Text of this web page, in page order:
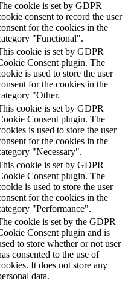
cookie is set by GDPR
consent to record the user
for the cookies in the
"Functional".
cookie is set by GDPR
Consent plugin. The
is used to store the user
for the cookies in the
"Other.
cookie is set by GDPR
Consent plugin. The
is used to store the user
for the cookies in the
"Necessary".
cookie is set by GDPR
Consent plugin. The
is used to store the user
for the cookies in the
"Performance".
cookie is set by the GDPR
Consent plugin and is
to store whether or not user
consented to the use of
It does not store any
data.